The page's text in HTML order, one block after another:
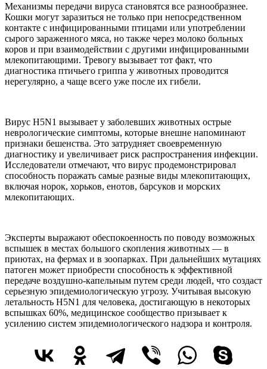
Механизмы передачи вируса становятся все разнообразнее.
Кошки могут заразиться не только при непосредственном
контакте с инфицированными птицами или употреблении
сырого зараженного мяса, но также через молоко больных
коров и при взаимодействии с другими инфицированными
млекопитающими. Тревогу вызывает тот факт, что
диагностика птичьего гриппа у животных проводится
нерегулярно, а чаще всего уже после их гибели.
Вирус H5N1 вызывает у заболевших животных острые
неврологические симптомы, которые внешне напоминают
признаки бешенства. Это затрудняет своевременную
диагностику и увеличивает риск распространения инфекции.
Исследователи отмечают, что вирус продемонстрировал
способность поражать самые разные виды млекопитающих,
включая норок, хорьков, енотов, барсуков и морских
млекопитающих.
Эксперты выражают обеспокоенность по поводу возможных
вспышек в местах большого скопления животных — в
приютах, на фермах и в зоопарках. При дальнейших мутациях
патоген может приобрести способность к эффективной
передаче воздушно-капельным путем среди людей, что создаст
серьезную эпидемиологическую угрозу. Учитывая высокую
летальность H5N1 для человека, достигающую в некоторых
вспышках 60%, медицинское сообщество призывает к
усилению систем эпидемиологического надзора и контроля.